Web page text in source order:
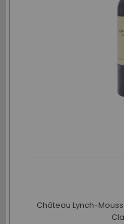
Château Lynch-